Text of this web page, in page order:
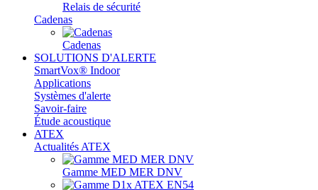
Relais de sécurité
Cadenas
Cadenas
SOLUTIONS D'ALERTE
SmartVox® Indoor
Applications
Systèmes d'alerte
Savoir-faire
Étude acoustique
ATEX
Actualités ATEX
Gamme MED MER DNV